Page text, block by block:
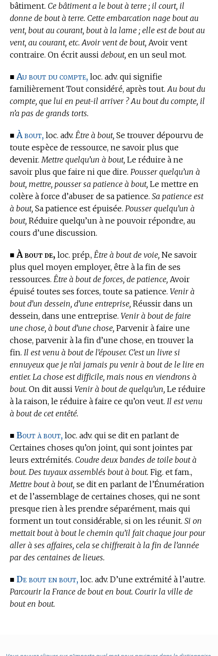
bâtiment. Ce bâtiment a le bout à terre ; il court, il
donne de bout à terre. Cette embarcation nage bout au
vent, bout au courant, bout à la lame ; elle est de bout au
vent, au courant, etc. Avoir vent de bout, Avoir vent
contraire. On écrit aussi debout, en un seul mot.
■Au bout du compte, loc. adv. qui signifie
familièrement Tout considéré, après tout.Au bout du
compte, que lui en peut-il arriver ? Au bout du compte, il
n’a pas de grands torts.
■À bout, loc. adv. Être à bout, Se trouver dépourvu de
toute espèce de ressource, ne savoir plus que
devenir.Mettre quelqu’un à bout, Le réduire à ne
savoir plus que faire ni que dire. Pousser quelqu’un à
bout, mettre, pousser sa patience à bout, Le mettre en
colère à force d’abuser de sa patience. Sa patience est
à bout, Sa patience est épuisée. Pousser quelqu’un à
bout, Réduire quelqu’un à ne pouvoir répondre, au
cours d’une discussion.
■ À bout de, loc. prép., Être à bout de voie, Ne savoir
plus quel moyen employer, être à la fin de ses
ressources. Être à bout de forces, de patience, Avoir
épuisé toutes ses forces, toute sa patience. Venir à
bout d’un dessein, d’une entreprise, Réussir dans un
dessein, dans une entreprise. Venir à bout de faire
une chose, à bout d’une chose, Parvenir à faire une
chose, parvenir à la fin d’une chose, en trouver la
fin. Il est venu à bout de l’épouser. C’est un livre si
ennuyeux que je n’ai jamais pu venir à bout de le lire en
entier. La chose est difficile, mais nous en viendrons à
bout. On dit aussi Venir à bout de quelqu’un, Le réduire
à la raison, le réduire à faire ce qu’on veut. Il est venu
à bout de cet entêté.
■ Bout à bout, loc. adv. qui se dit en parlant de
Certaines choses qu’on joint, qui sont jointes par
leurs extrémités. Coudre deux bandes de toile bout à
bout. Des tuyaux assemblés bout à bout. Fig. et fam.,
Mettre bout à bout, se dit en parlant de l’Énumération
et de l’assemblage de certaines choses, qui ne sont
presque rien à les prendre séparément, mais qui
forment un tout considérable, si on les réunit. Si on
mettait bout à bout le chemin qu’il fait chaque jour pour
aller à ses affaires, cela se chiffrerait à la fin de l’année
par des centaines de lieues.
■ De bout en bout, loc. adv. D’une extrémité à l’autre.
Parcourir la France de bout en bout. Courir la ville de
bout en bout.